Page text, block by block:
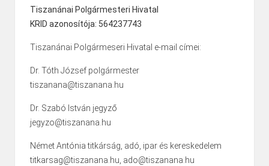
Tiszanánai Polgármesteri Hivatal
KRID azonosítója: 564237743
Tiszanánai Polgármeseri Hivatal e-mail címei:
Dr. Tóth József polgármester
tiszanana@tiszanana.hu
Dr. Szabó István jegyző
jegyzo@tiszanana.hu
Német Antónia titkárság, adó, ipar és kereskedelem
titkarsag@tiszanana.hu, ado@tiszanana.hu